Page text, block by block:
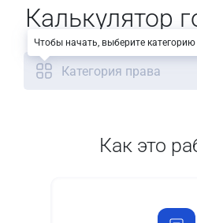
Калькулятор
Категория права
Как это
Чтобы начать, выберите